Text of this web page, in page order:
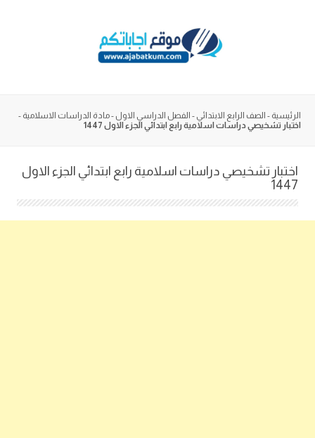
الرئيسية - الصف الرابع الابتدائي - الفصل الدراسي الاول -مادة الدراسات الاسلامية -
اختبار تشخيصي دراسات اسلامية رابع ابتدائي الجزء الاول 1447
اختبار تشخيصي دراسات اسلامية رابع ابتدائي الجزء الاول
1447